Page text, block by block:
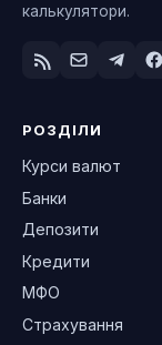
калькулятори.
РОЗДІЛИ
Курси валют
Банки
Депозити
Кредити
МФО
Страхування